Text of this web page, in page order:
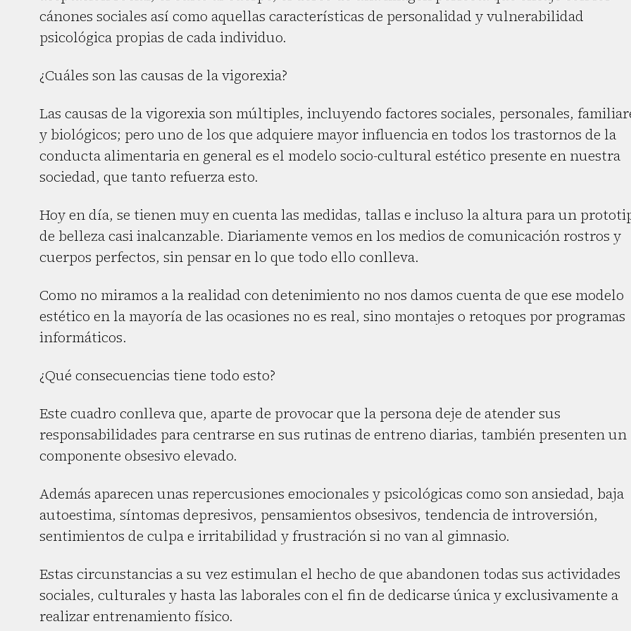
cánones sociales así como aquellas características de personalidad y vulnerabilidad
psicológica propias de cada individuo.
¿Cuáles son las causas de la vigorexia?
Las causas de la vigorexia son múltiples, incluyendo factores sociales, personales,
y biológicos; pero uno de los que adquiere mayor influencia en todos los trastornos de la
conducta alimentaria en general es el modelo socio-cultural estético presente en nuestra
sociedad, que tanto refuerza esto.
Hoy en día, se tienen muy en cuenta las medidas, tallas e incluso la altura para un
de belleza casi inalcanzable. Diariamente vemos en los medios de comunicación rostros y
cuerpos perfectos, sin pensar en lo que todo ello conlleva.
Como no miramos a la realidad con detenimiento no nos damos cuenta de que ese modelo
estético en la mayoría de las ocasiones no es real, sino montajes o retoques por programas
informáticos.
¿Qué consecuencias tiene todo esto?
Este cuadro conlleva que, aparte de provocar que la persona deje de atender sus
responsabilidades para centrarse en sus rutinas de entreno diarias, también presenten un
componente obsesivo elevado.
Además aparecen unas repercusiones emocionales y psicológicas como son ansiedad, baja
autoestima, síntomas depresivos, pensamientos obsesivos, tendencia de introversión,
sentimientos de culpa e irritabilidad y frustración si no van al gimnasio.
Estas circunstancias a su vez estimulan el hecho de que abandonen todas sus actividades
sociales, culturales y hasta las laborales con el fin de dedicarse única y exclusivamente a
realizar entrenamiento físico.